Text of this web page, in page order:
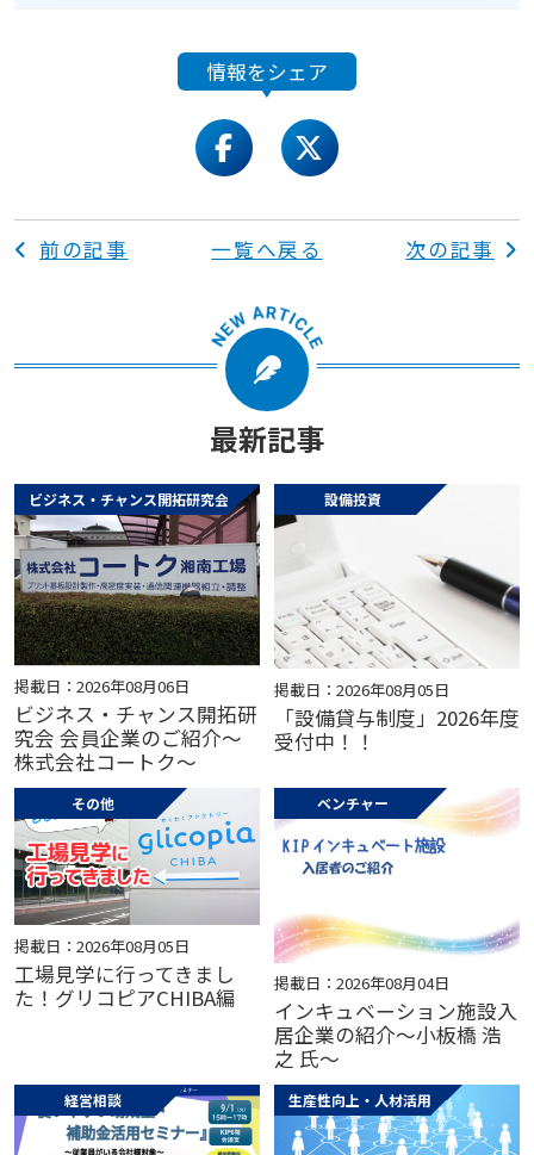
情報をシェア
facebooktwitter
前の記事 一覧へ戻る 次の記事
最新記事
ビジネス・チャンス開拓研究会
掲載日：2026年08月06日
ビジネス・チャンス開拓研
究会 会員企業のご紹介～
株式会社コートク～
設備投資
掲載日：2026年08月05日
「設備貸与制度」2026年度
受付中！！
その他
掲載日：2026年08月05日
工場見学に行ってきまし
た！グリコピアCHIBA編
ベンチャー
掲載日：2026年08月04日
インキュベーション施設入
居企業の紹介～小板橋 浩
之 氏～
経営相談 生産性向上・人材活用